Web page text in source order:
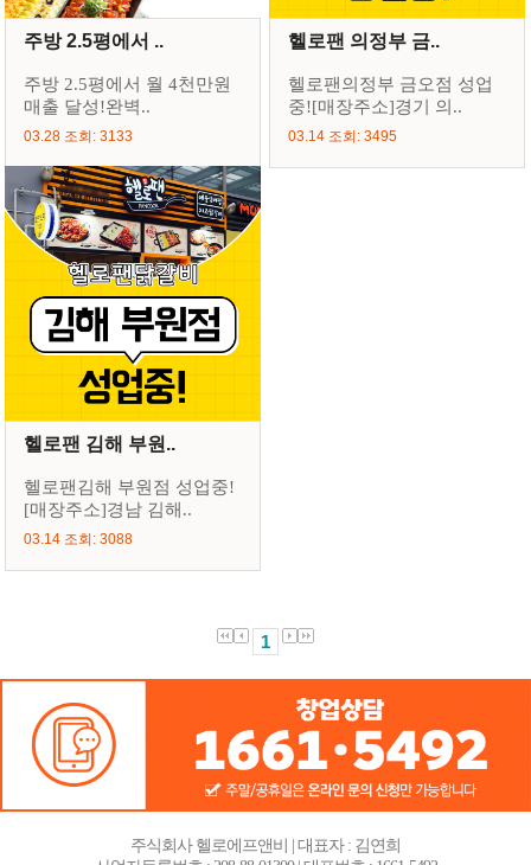
주방 2.5평에서 ..
주방 2.5평에서 월 4천만원
매출 달성!완벽..
03.28 조회: 3133
헬로팬 의정부 금..
헬로팬의정부 금오점 성업
중![매장주소]경기 의..
03.14 조회: 3495
헬로팬 김해 부원..
헬로팬김해 부원점 성업중!
[매장주소]경남 김해..
03.14 조회: 3088
1
주식회사 헬로에프앤비 | 대표자 : 김연희